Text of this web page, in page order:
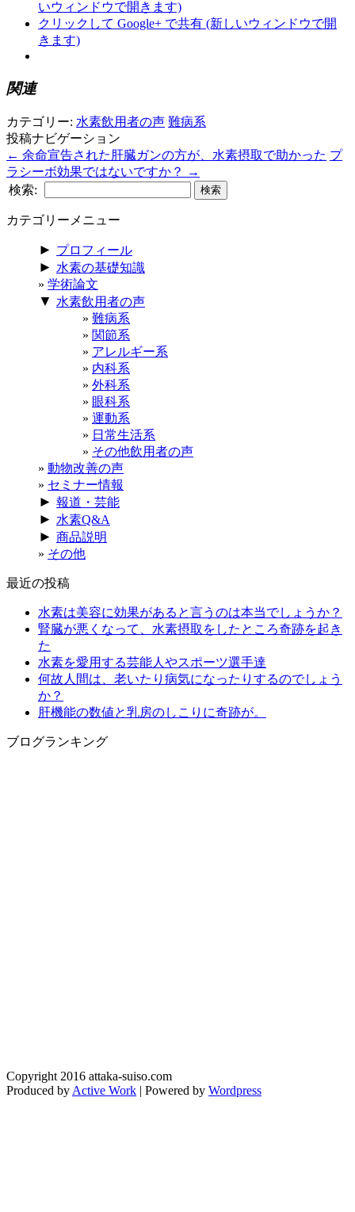
いウィンドウで開きます)
クリックして Google+ で共有 (新しいウィンドウで開
きます)
関連
カテゴリー: 水素飲用者の声 難病系
投稿ナビゲーション
← 余命宣告された肝臓ガンの方が、水素摂取で助かった プ
ラシーボ効果ではないですか？
→
検索:
カテゴリーメニュー
► プロフィール
► 水素の基礎知識
学術論文
▼ 水素飲用者の声
難病系
関節系
アレルギー系
内科系
外科系
眼科系
運動系
日常生活系
その他飲用者の声
動物改善の声
セミナー情報
► 報道・芸能
► 水素Q&A
► 商品説明
その他
最近の投稿
水素は美容に効果があると言うのは本当でしょうか？
腎臓が悪くなって、水素摂取をしたところ奇跡を起き
た
水素を愛用する芸能人やスポーツ選手達
何故人間は、老いたり病気になったりするのでしょう
か？
肝機能の数値と乳房のしこりに奇跡が。
ブログランキング
Copyright 2016 attaka-suiso.com
Produced by Active Work | Powered by Wordpress